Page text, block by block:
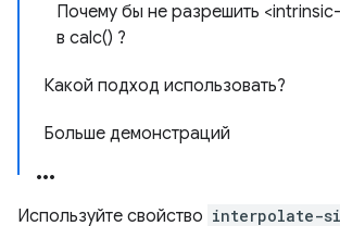
Почему бы не разрешить
в calc() ?
Какой подход использовать?
Больше демонстраций
Используйте свойство interpolate-